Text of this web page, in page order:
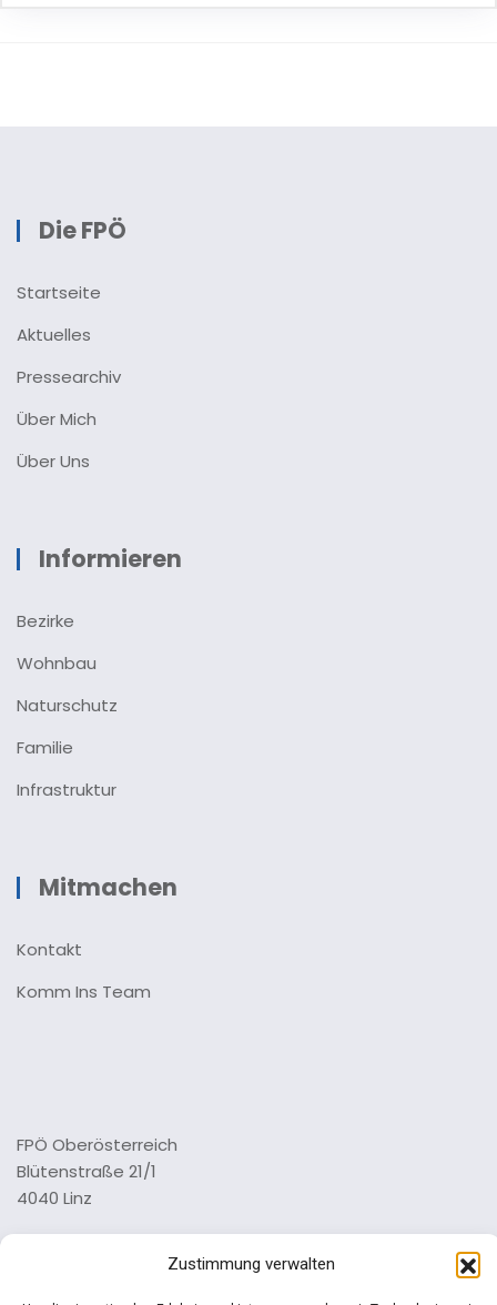
Zustimmung verwalten
Die FPÖ
Startseite
Aktuelles
Pressearchiv
Über Mich
Über Uns
Informieren
Bezirke
Wohnbau
Naturschutz
Familie
Infrastruktur
Mitmachen
Kontakt
Komm Ins Team
FPÖ Oberösterreich
Blütenstraße 21/1
4040 Linz
Tel.: 0732 73 64 26 0